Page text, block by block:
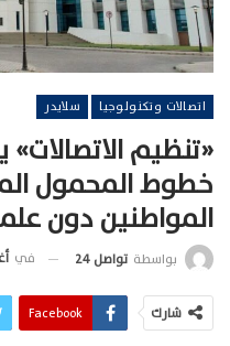
اتصالات وتكنولوجيا سلايدر
«تنظيم
خطوط المحمول
المواطنين دون
بواسطة تواصل 24 في
شارك Facebook